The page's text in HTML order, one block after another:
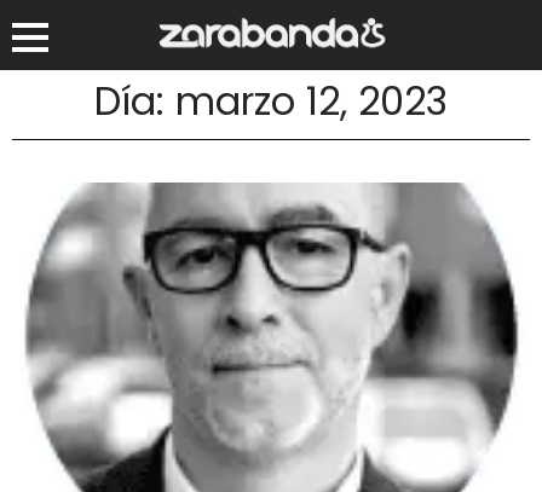
Día: marzo 12, 2023